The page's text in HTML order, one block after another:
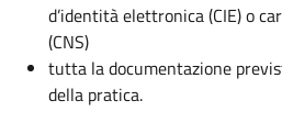
d’identità elettronica (CIE) o
(CNS)
tutta la documentazione
della pratica.